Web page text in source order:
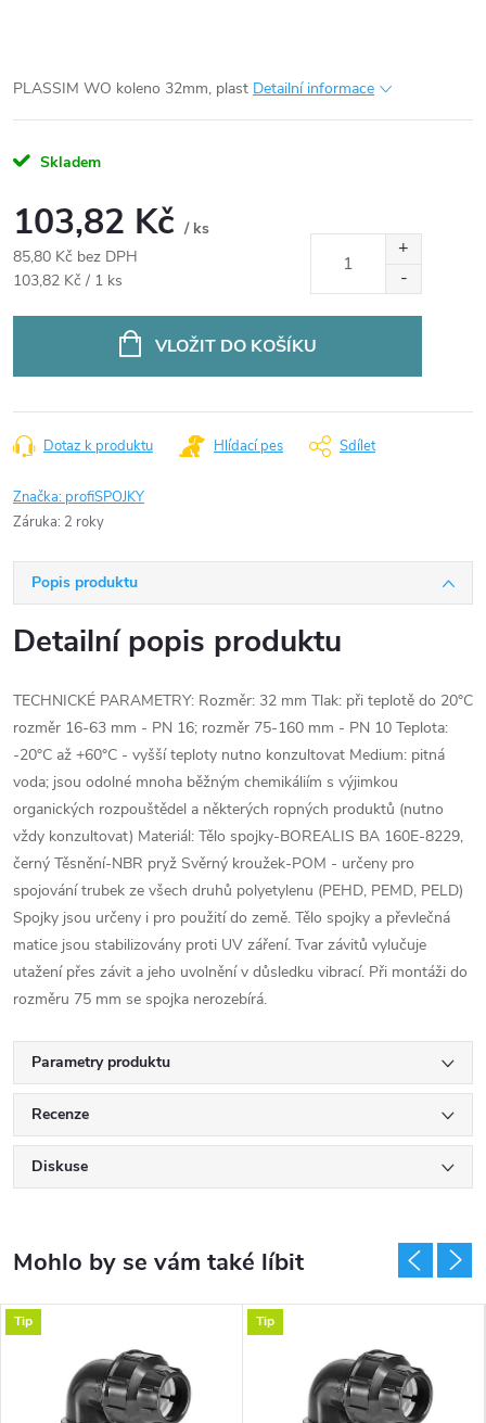
PLASSIM WO koleno 32mm, plast Detailní informace
Skladem
103,82 Kč / ks
85,80 Kč bez DPH
Měrná
103,82 Kč / 1 ks
VLOŽIT DO KOŠÍKU
Dotaz k produktu Hlídací pes Sdílet
Značka: profiSPOJKY
Záruka: 2 roky
Popis produktu
Detailní popis produktu
TECHNICKÉ PARAMETRY: Rozměr: 32 mm Tlak: při teplotě do 20°C
rozměr 16-63 mm - PN 16; rozměr 75-160 mm - PN 10 Teplota:
-20°C až +60°C - vyšší teploty nutno konzultovat Medium: pitná
voda; jsou odolné mnoha běžným chemikáliím s výjimkou
organických rozpouštědel a některých ropných produktů (nutno
vždy konzultovat) Materiál: Tělo spojky-BOREALIS BA 160E-8229,
černý Těsnění-NBR pryž Svěrný kroužek-POM - určeny pro
spojování trubek ze všech druhů polyetylenu (PEHD, PEMD, PELD)
Spojky jsou určeny i pro použití do země. Tělo spojky a převlečná
matice jsou stabilizovány proti UV záření. Tvar závitů vylučuje
utažení přes závit a jeho uvolnění v důsledku vibrací. Při montáži do
rozměru 75 mm se spojka nerozebírá.
Parametry produktu
Recenze
Diskuse
Tip Tip